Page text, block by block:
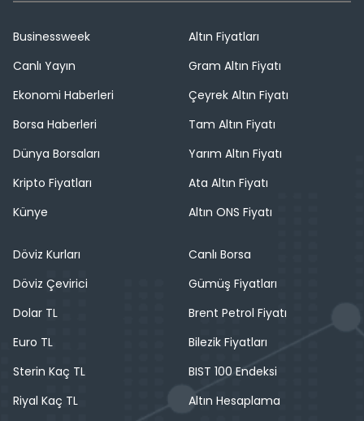
Businessweek
Canlı Yayın
Ekonomi Haberleri
Borsa Haberleri
Dünya Borsaları
Kripto Fiyatları
Künye
Altın Fiyatları
Gram Altın Fiyatı
Çeyrek Altın Fiyatı
Tam Altın Fiyatı
Yarım Altın Fiyatı
Ata Altın Fiyatı
Altın ONS Fiyatı
Döviz Kurları
Döviz Çevirici
Dolar TL
Euro TL
Sterin Kaç TL
Riyal Kaç TL
Canlı Borsa
Gümüş Fiyatları
Brent Petrol Fiyatı
Bilezik Fiyatları
BIST 100 Endeksi
Altın Hesaplama